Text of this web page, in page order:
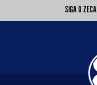
SIGA O ZECA